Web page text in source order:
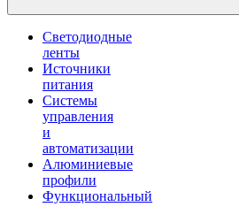
Светодиодные
ленты
Источники
питания
Системы
управления
и
автоматизации
Алюминиевые
профили
Функциональный